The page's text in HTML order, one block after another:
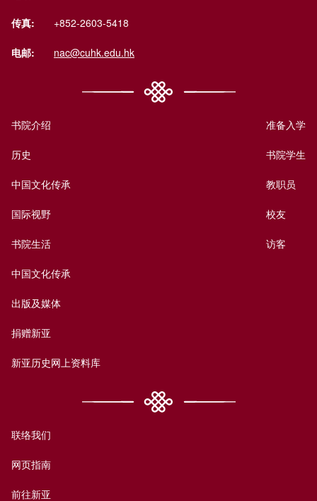
传真: +852-2603-5418
电邮: nac@cuhk.edu.hk
书院介绍
历史
中国文化传承
国际视野
书院生活
中国文化传承
出版及媒体
捐赠新亚
新亚历史网上资料库
准备入学
书院学生
教职员
校友
访客
联络我们
网页指南
前往新亚